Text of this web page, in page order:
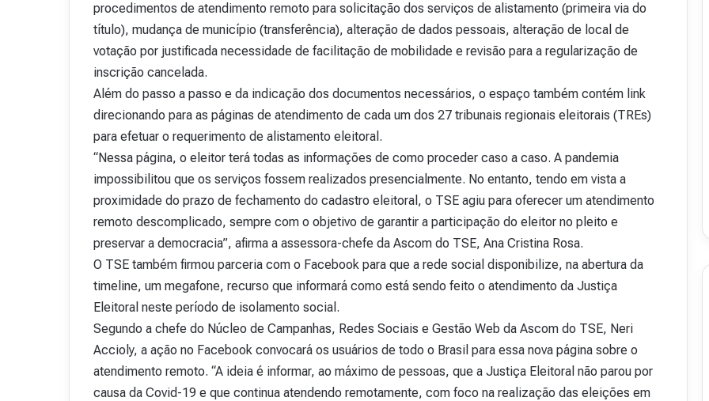
procedimentos de atendimento remoto para solicitação dos serviços de alistamento (primeira via do
título), mudança de município (transferência), alteração de dados pessoais, alteração de local de
votação por justificada necessidade de facilitação de mobilidade e revisão para a regularização de
inscrição cancelada.
Além do passo a passo e da indicação dos documentos necessários, o espaço também contém link
direcionando para as páginas de atendimento de cada um dos 27 tribunais regionais eleitorais (TREs)
para efetuar o requerimento de alistamento eleitoral.
“Nessa página, o eleitor terá todas as informações de como proceder caso a caso. A pandemia
impossibilitou que os serviços fossem realizados presencialmente. No entanto, tendo em vista a
proximidade do prazo de fechamento do cadastro eleitoral, o TSE agiu para oferecer um atendimento
remoto descomplicado, sempre com o objetivo de garantir a participação do eleitor no pleito e
preservar a democracia”, afirma a assessora-chefe da Ascom do TSE, Ana Cristina Rosa.
O TSE também firmou parceria com o Facebook para que a rede social disponibilize, na abertura da
timeline, um megafone, recurso que informará como está sendo feito o atendimento da Justiça
Eleitoral neste período de isolamento social.
Segundo a chefe do Núcleo de Campanhas, Redes Sociais e Gestão Web da Ascom do TSE, Neri
Accioly, a ação no Facebook convocará os usuários de todo o Brasil para essa nova página sobre o
atendimento remoto. “A ideia é informar, ao máximo de pessoas, que a Justiça Eleitoral não parou por
causa da Covid-19 e que continua atendendo remotamente, com foco na realização das eleições em
R
i
s
t
A
b
r
e
t
.
8
15 de outubro de 2025
Revista Abranet . 48
R
i
s
A
b
r
a
n
e
.
16 de julho de 2026
Revista Abranet . 50